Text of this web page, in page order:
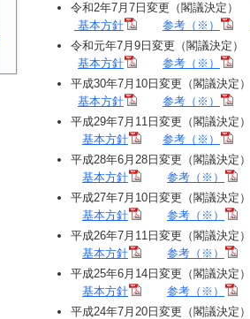
令和2年7月7日変更（閣議決定）
基本方針
参考（※）
令和元年7月9日変更（閣議決定）
基本方針
参考（※）
平成30年7月10日変更（閣議決定）
基本方針
参考（※）
平成29年7月11日変更（閣議決定）
基本方針
参考（※）
平成28年6月28日変更（閣議決定）
基本方針
参考（※）
平成27年7月10日変更（閣議決定）
基本方針
参考（※）
平成26年7月11日変更（閣議決定）
基本方針
参考（※）
平成25年6月14日変更（閣議決定）
基本方針
参考（※）
平成24年7月20日変更（閣議決定）